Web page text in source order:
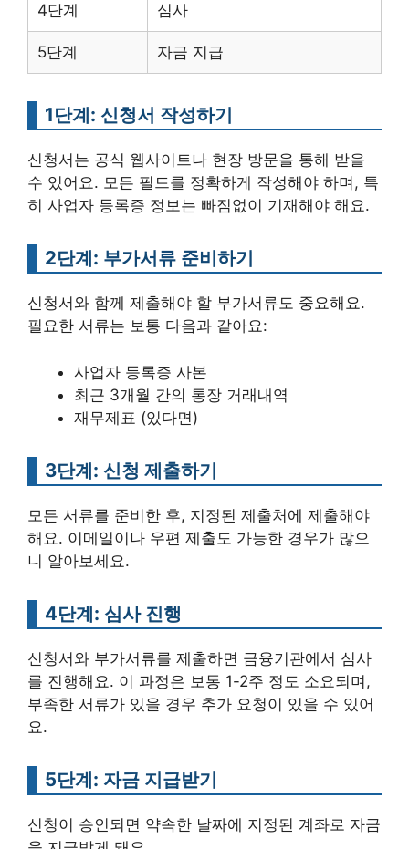
4단계 심사
5단계 자금 지급
1단계: 신청서 작성하기
신청서는 공식 웹사이트나 현장 방문을 통해 받을
수 있어요. 모든 필드를 정확하게 작성해야 하며, 특
히 사업자 등록증 정보는 빠짐없이 기재해야 해요.
2단계: 부가서류 준비하기
신청서와 함께 제출해야 할 부가서류도 중요해요.
필요한 서류는 보통 다음과 같아요:
사업자 등록증 사본
최근 3개월 간의 통장 거래내역
재무제표 (있다면)
3단계: 신청 제출하기
모든 서류를 준비한 후, 지정된 제출처에 제출해야
해요. 이메일이나 우편 제출도 가능한 경우가 많으
니 알아보세요.
4단계: 심사 진행
신청서와 부가서류를 제출하면 금융기관에서 심사
를 진행해요. 이 과정은 보통 1-2주 정도 소요되며,
부족한 서류가 있을 경우 추가 요청이 있을 수 있어
요.
5단계: 자금 지급받기
신청이 승인되면 약속한 날짜에 지정된 계좌로 자금